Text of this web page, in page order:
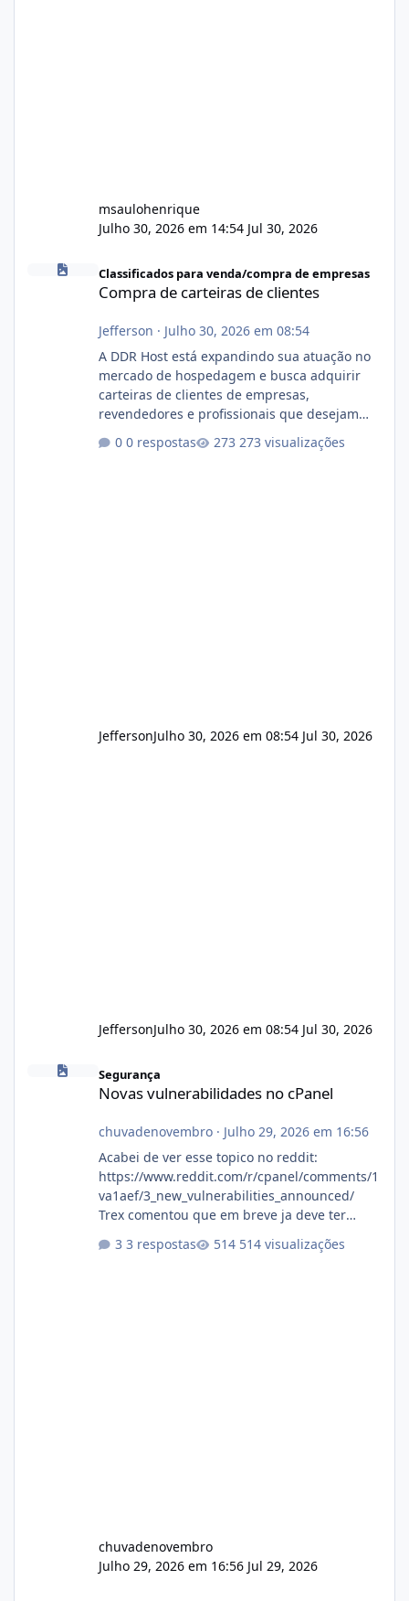
msaulohenrique
Julho 30, 2026 em 14:54 Jul 30, 2026
Compra de carteiras de clientes
Classificados para venda/compra de empresas
Compra de carteiras de clientes
Jefferson · Julho 30, 2026 em 08:54
A DDR Host está expandindo sua atuação no
mercado de hospedagem e busca adquirir
carteiras de clientes de empresas,
revendedores e profissionais que desejam
encerrar suas atividades ou reduzir sua
operação. Se você possui clientes ativos de
0 respostas 273 visualizações
JeffersonJulho 30, 2026 em 08:54 Jul 30, 2026
JeffersonJulho 30, 2026 em 08:54 Jul 30, 2026
Novas vulnerabilidades no cPanel
Segurança
Novas vulnerabilidades no cPanel
chuvadenovembro· Julho 29, 2026 em 16:56
Acabei de ver esse topico no reddit:
https://www.reddit.com/r/cpanel/comments/1
va1aef/3_new_vulnerabilities_announced/
Trex comentou que em breve ja deve ter
3 respostas 514 visualizações
chuvadenovembro
Julho 29, 2026 em 16:56 Jul 29, 2026